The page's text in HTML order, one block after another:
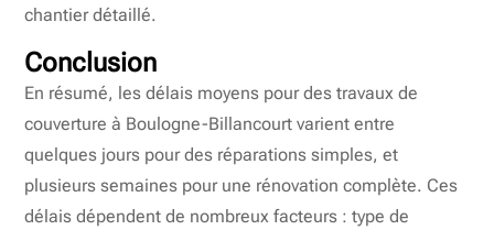
chantier détaillé.
Conclusion
En résumé, les délais moyens pour des travaux de
couverture à Boulogne-Billancourt varient entre
quelques jours pour des réparations simples, et
plusieurs semaines pour une rénovation complète. Ces
délais dépendent de nombreux facteurs : type de